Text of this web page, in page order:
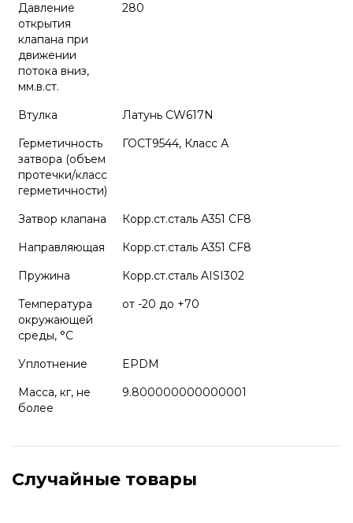
Давление
открытия
клапана при
движении
потока вниз,
мм.в.ст.
280
Втулка
Латунь CW617N
Герметичность
затвора (объем
протечки/класс
герметичности)
ГОСТ9544, Класс А
Затвор клапана
Корр.ст.сталь А351 CF8
Направляющая
Корр.ст.сталь А351 CF8
Пружина
Корр.ст.сталь AISI302
Температура
окружающей
среды, °С
от -20 до +70
Уплотнение
EPDM
Масса, кг, не
более
9.800000000000001
Случайные товары